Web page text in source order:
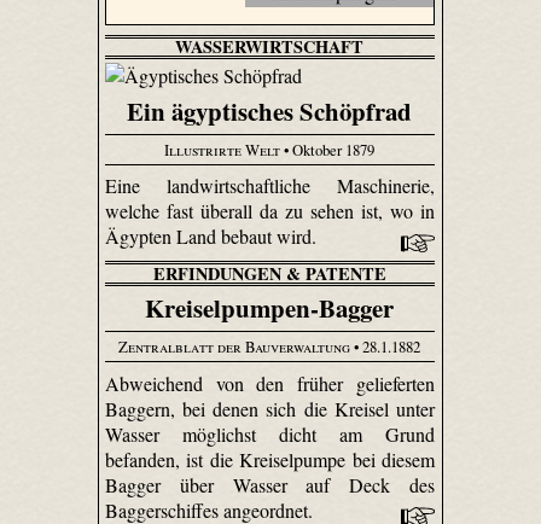
WASSERWIRTSCHAFT
Ein ägyptisches Schöpfrad
Illustrirte Welt• Oktober 1879
Eine landwirtschaftliche Maschinerie,
welche fast überall da zu sehen ist, wo in
Ägypten Land bebaut wird.
ERFINDUNGEN & PATENTE
Kreiselpumpen-Bagger
Zentralblatt der Bauverwaltung• 28.1.1882
Abweichend von den früher gelieferten
Baggern, bei denen sich die Kreisel unter
Wasser möglichst dicht am Grund
befanden, ist die Kreiselpumpe bei diesem
Bagger über Wasser auf Deck des
Baggerschiffes angeordnet.